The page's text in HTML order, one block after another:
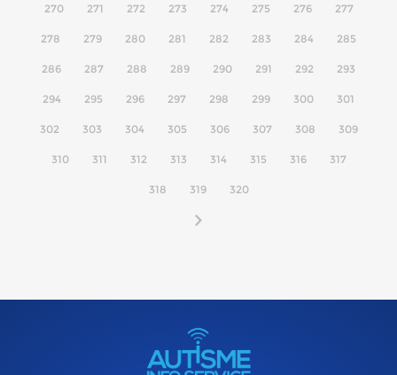
270 271 272 273 274 275 276 277
278 279 280 281 282 283 284 285
286 287 288 289 290 291 292 293
294 295 296 297 298 299 300 301
302 303 304 305 306 307 308 309
310 311 312 313 314 315 316 317
318 319 320